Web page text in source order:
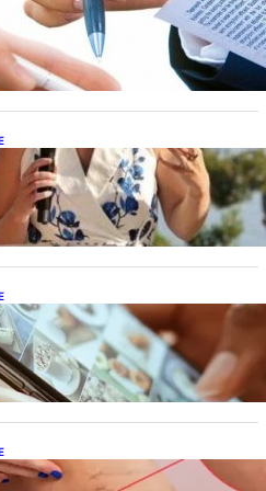
cu Banca Mondială: O
a Împrumutului și
Eugenie la Lisabona: O
de semnificație pentru familia
pentru Telefoane:
și Viitorul Tehnologiei
Picioarelor pe Caniculă: